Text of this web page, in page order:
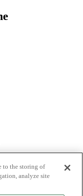
to the storing of
analyze site